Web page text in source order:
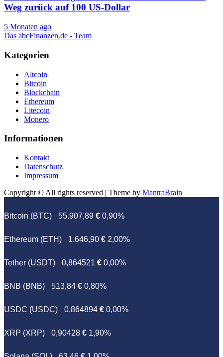
Weg zurück auf 100 US-Dollar
5 Monaten ago
Das abcFinanzen.de - Team
Kategorien
Altcoin
Bitcoin
Blockchain
Ethereum
Litecoin
Monero
Informationen
Kontakt
Datenschutz
Impressum
Copyright © All rights reserved | Theme by MantraBrain
Bitcoin (BTC) 55.907,89 € 0,90%
Ethereum (ETH) 1.646,90 € 2,00%
Tether (USDT) 0,864521 € 0,00%
BNB (BNB) 513,84 € 0,80%
USDC (USDC) 0,864894 € 0,00%
XRP (XRP) 0,90428 € 1,90%